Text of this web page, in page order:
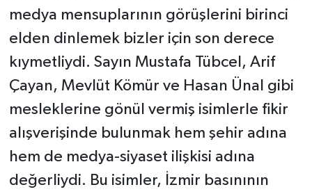
medya mensuplarının görüşlerini birinci
elden dinlemek bizler için son derece
kıymetliydi. Sayın Mustafa Tübcel, Arif
Çayan, Mevlüt Kömür ve Hasan Ünal gibi
mesleklerine gönül vermiş isimlerle fikir
alışverişinde bulunmak hem şehir adına
hem de medya-siyaset ilişkisi adına
değerliydi. Bu isimler, İzmir basınının